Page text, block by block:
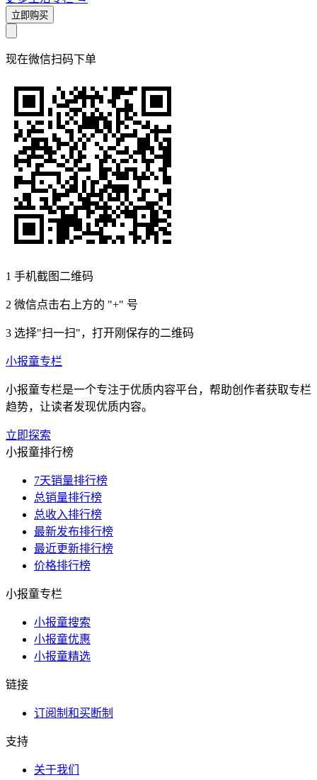
立即购买
现在微信扫码下单
1 手机截图二维码
2 微信点击右上方的 "+" 号
3 选择"扫一扫"，打开刚保存的二维码
小报童专栏
小报童专栏是一个专注于优质内容平台，帮助创作者获取专栏
趋势，让读者发现优质内容。
立即探索
小报童排行榜
7天销量排行榜
总销量排行榜
总收入排行榜
最新发布排行榜
最近更新排行榜
价格排行榜
小报童专栏
小报童搜索
小报童优惠
小报童精选
链接
订阅制和买断制
支持
关于我们